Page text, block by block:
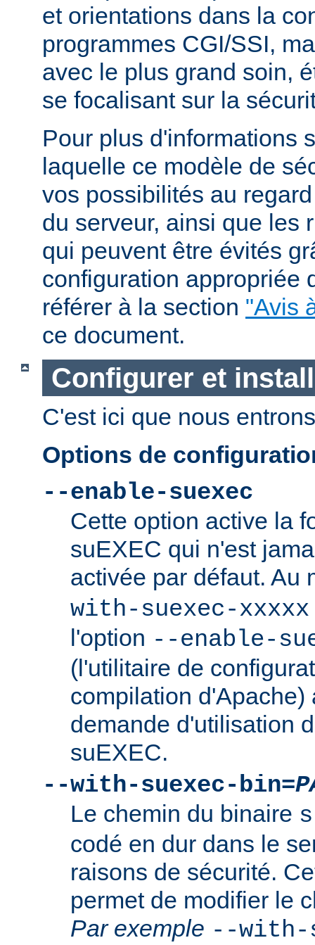
et orientations dans la
programmes CGI/SSI,
avec le plus grand soin,
se focalisant sur la
Pour plus d'informations
laquelle ce modèle de
vos possibilités au
du serveur, ainsi que les
qui peuvent être évités
configuration appropriée
référer à la section "Avis
ce document.
Configurer et
C'est ici que nous
Options de
--enable-suexec
Cette option active la
suEXEC qui n'est
activée par défaut. Au
with-suexec-xxxxx
l'option --enable-
(l'utilitaire de
compilation d'Apache)
demande d'utilisation
suEXEC.
--with-suexec-bin=
Le chemin du binaire
codé en dur dans le
raisons de sécurité.
permet de modifier le
Par exemple --with-